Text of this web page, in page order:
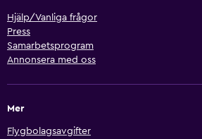
Hjälp/Vanliga frågor
Press
Samarbetsprogram
Annonsera med oss
Mer
Flygbolagsavgifter